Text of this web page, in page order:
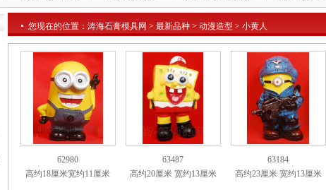
您现在的位置：涛海石膏模具网 > 最新品种 > 动漫造型 > 小黄人
62980
高约18厘米宽约11厘米
63487
高约20厘米 宽约13厘米
63184
高约23厘米 宽约13厘米